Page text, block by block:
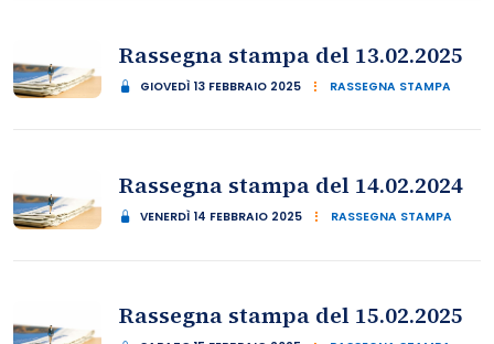
Rassegna stampa del 13.02.2025
GIOVEDÌ 13 FEBBRAIO 2025 RASSEGNA STAMPA
Rassegna stampa del 14.02.2024
VENERDÌ 14 FEBBRAIO 2025 RASSEGNA STAMPA
Rassegna stampa del 15.02.2025